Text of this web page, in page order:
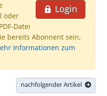
Login
oder
Datei
bereits Abonnent sein,
Informationen zum
nachfolgender Artikel